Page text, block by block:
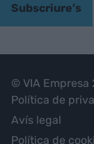
Subscriure's
© VIA Empresa
Política de
Avís legal
Política de